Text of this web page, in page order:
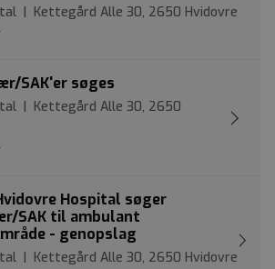
| Kettegård Alle 30, 2650 Hvidovre
SAK'er søges
| Kettegård Alle 30, 2650
Hospital søger
SAK til ambulant
- genopslag
| Kettegård Alle 30, 2650 Hvidovre